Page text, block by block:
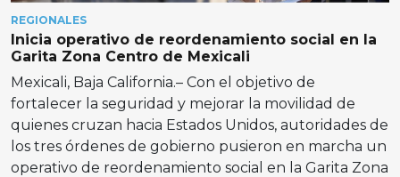
REGIONALES
Inicia operativo de reordenamiento social en la
Garita Zona Centro de Mexicali
Mexicali, Baja California.– Con el objetivo de
fortalecer la seguridad y mejorar la movilidad de
quienes cruzan hacia Estados Unidos, autoridades de
los tres órdenes de gobierno pusieron en marcha un
operativo de reordenamiento social en la Garita Zona